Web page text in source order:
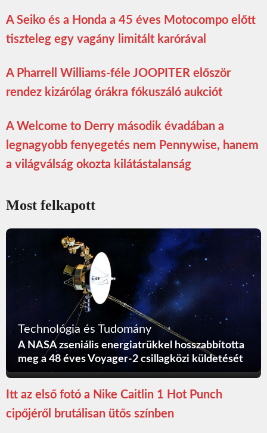
A Seiko és a Honda a 45 éves Motocompo előtt
tiszteleg egy vagány limitált karórával
A Pharrell Williams-féle JOOPITER először
rendez kizárólag órákra fókuszáló aukciót
A Welcome to Derry második évadában a
legnagyobb fenyegetés nem Pennywise, hanem
a világválság okozta kilátástalanság
Most felkapott
Technológia és Tudomány
A NASA zseniális energiatrükkel hosszabbította
meg a 48 éves Voyager-2 csillagközi küldetését
Itt az első fotó a Nike Caitlin 1 Hot Punch
cipőjéről brutálisan ütős színben